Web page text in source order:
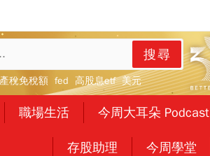
搜尋
稅免稅額 fed 高股息etf 美元
職場生活 今周大耳朵 Podcast
存股助理 今周學堂